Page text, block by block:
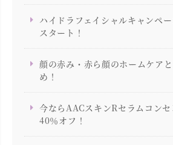
ハイドラフェイシャルキャンペ
スタート！
顔の赤み・赤ら顔のホームケア
め！
今ならAACスキンRセラムコン
40％オフ！